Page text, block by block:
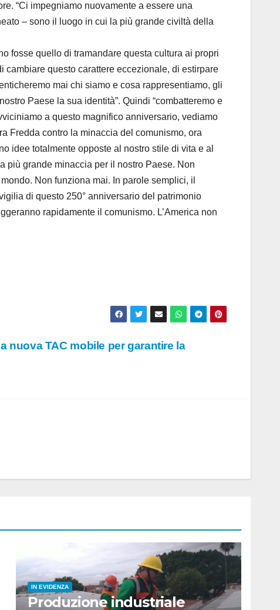
“Ci impegniamo nuovamente a essere una
– sono il luogo in cui la più grande civiltà della
fosse quello di tramandare questa cultura ai propri
cambiare questo carattere eccezionale, di estirpare
mai chi siamo e cosa rappresentiamo, gli
Paese la sua identità”. Quindi “combatteremo e
a questo magnifico anniversario, vediamo
Fredda contro la minaccia del comunismo, ora
idee totalmente opposte al nostro stile di vita e al
più grande minaccia per il nostro Paese. Non
Non funziona mai. In parole semplici, il
di questo 250° anniversario del patrimonio
rapidamente il comunismo. L’America non
nuova TAC mobile per garantire la
IN EVIDENZA
Produzione industriale